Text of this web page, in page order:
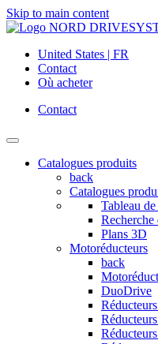
Skip to main content
United States | FR
Contact
Où acheter
Contact
Catalogues produits
back
Catalogues
Tableau
Plans 3D
Motoréducteurs
back
DuoDrive